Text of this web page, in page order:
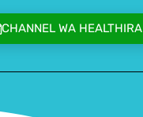
CHANNEL WA HEALTHIRA